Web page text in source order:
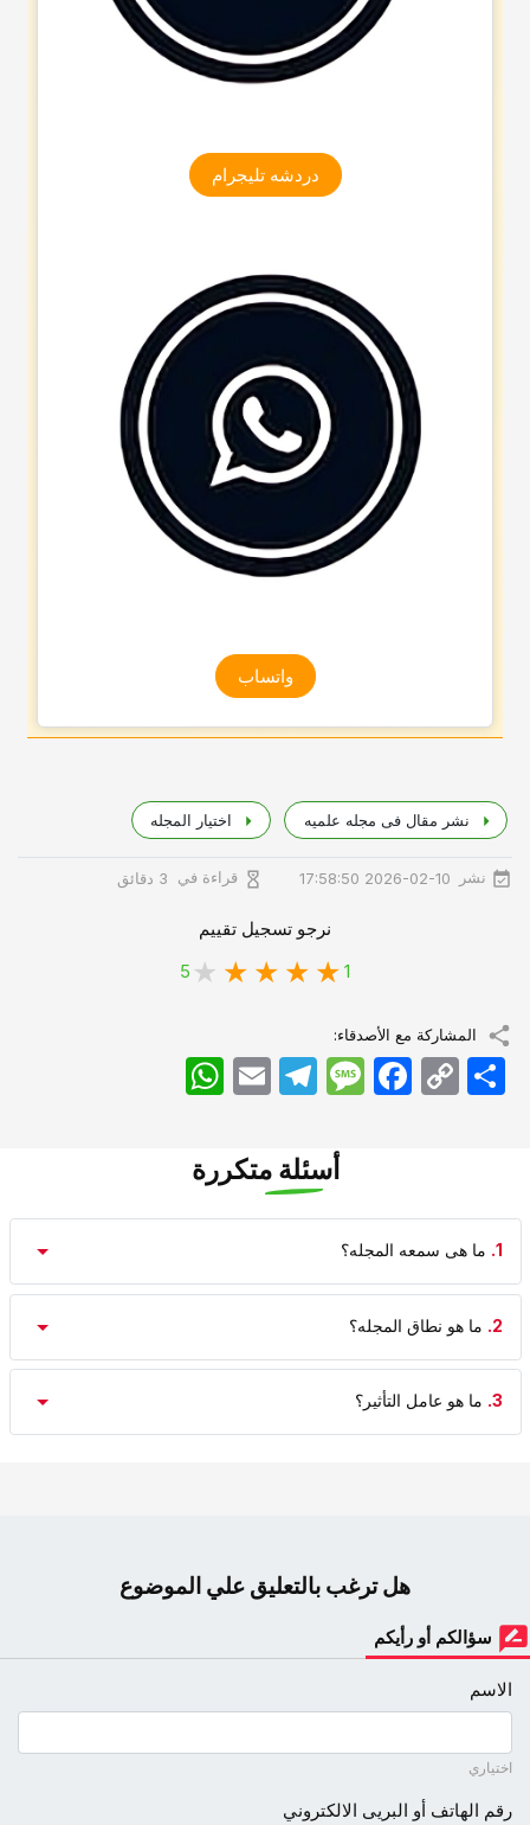
دردشه تلیجرام
واتساب
نشر مقال فی مجله علمیه اختیار المجله
نشر 2026-02-10 17:58:50 قراءة في 3 دقائق
نرجو تسجيل تقييم
1
5
المشاركة مع الأصدقاء:
WhatsApp Email
TelegramMessageFacebook Copy
Link
اشتراک
أسئلة متكررة
1. ما هی سمعه المجله؟
2. ما هو نطاق المجله؟
3. ما هو عامل التأثیر؟
هل ترغب بالتعليق علي الموضوع
سؤالكم أو رأيكم
الاسم
اختياري
رقم الهاتف أو البريى الالكتروني